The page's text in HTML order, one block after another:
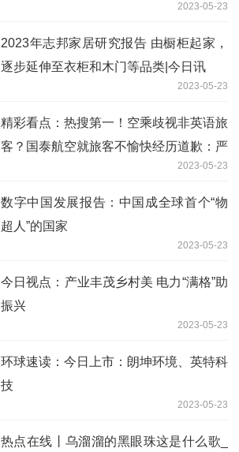
2023-05-23
2023年志邦家居研究报告 由橱柜起家，
逐步延伸至衣柜和木门等品类|今日讯
2023-05-23
精彩看点：热搜第一！空乘歧视非英语旅
客？国泰航空就旅客不愉快经历道歉：严
2023-05-23
数字中国发展报告：中国成全球首个“物
超人”的国家
2023-05-23
今日视点：产业丰茂乡村美 电力“满格”助
振兴
2023-05-23
环球速读：今日上市：朗坤环境、英特科
技
2023-05-23
热点在线丨乌溜溜的黑眼珠这是什么歌_